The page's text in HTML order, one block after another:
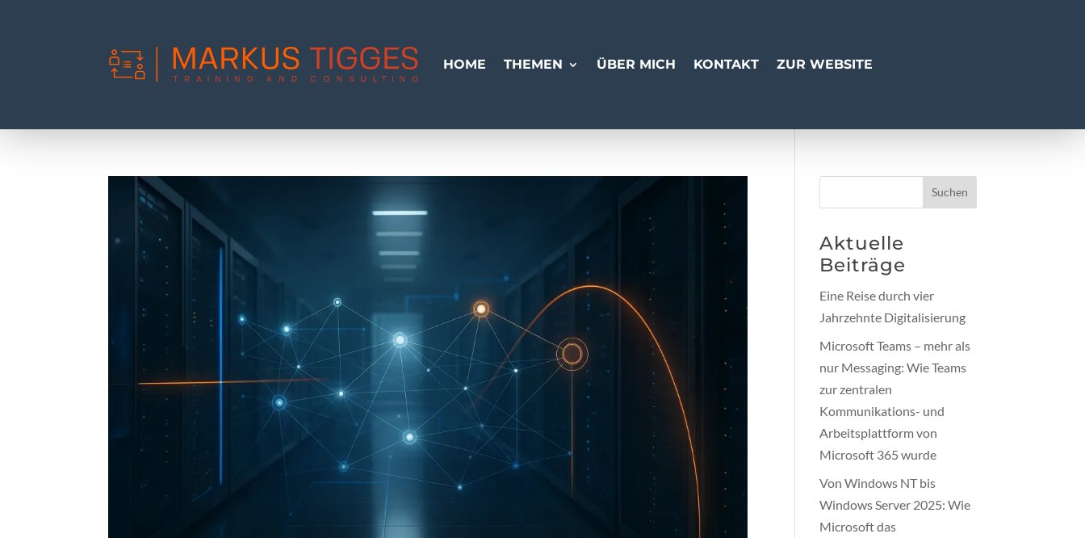
HOME THEMEN ÜBER MICH KONTAKT ZUR WEBSITE
Suchen
Aktuelle
Beiträge
Eine Reise durch vier
Jahrzehnte Digitalisierung
Microsoft Teams – mehr als
nur Messaging: Wie Teams
zur zentralen
Kommunikations- und
Arbeitsplattform von
Microsoft 365 wurde
Von Windows NT bis
Windows Server 2025: Wie
Microsoft das